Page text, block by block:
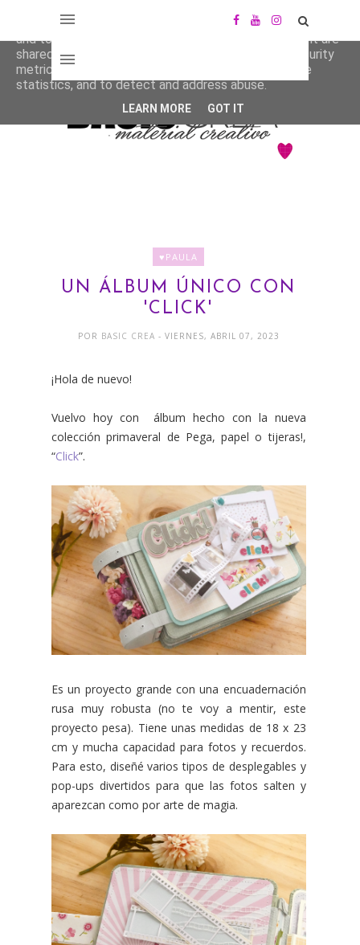
♥PAULA
UN ÁLBUM ÚNICO CON
'CLICK'
POR BASIC CREA - VIERNES, ABRIL 07, 2023
¡Hola de nuevo!
Vuelvo hoy con álbum hecho con la nueva
colección primaveral de Pega, papel o tijeras!,
“Click”.
Es un proyecto grande con una encuadernación
rusa muy robusta (no te voy a mentir, este
proyecto pesa). Tiene unas medidas de 18 x 23
cm y mucha capacidad para fotos y recuerdos.
Para esto, diseñé varios tipos de desplegables y
pop-ups divertidos para que las fotos salten y
aparezcan como por arte de magia.
This site uses cookies from Google to deliver its services
and to analyze traffic. Your IP address and user-agent are
shared with Google along with performance and security
metrics to ensure quality of service, generate usage
statistics, and to detect and address abuse.
LEARN MORE GOT IT